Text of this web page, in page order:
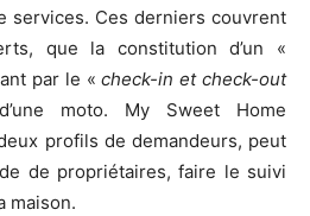
services. Ces derniers couvrent
que la constitution d’un «
par le «check-in et check-out
moto. My Sweet Home
profils de demandeurs, peut
de propriétaires, faire le suivi
maison.